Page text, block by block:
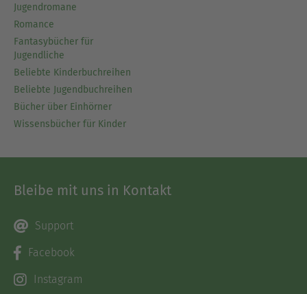
Jugendromane
Romance
Fantasybücher für
Jugendliche
Beliebte Kinderbuchreihen
Beliebte Jugendbuchreihen
Bücher über Einhörner
Wissensbücher für Kinder
Bleibe mit uns in Kontakt
Support
Facebook
Instagram